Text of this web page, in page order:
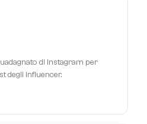
di Instagram per
degli influencer.